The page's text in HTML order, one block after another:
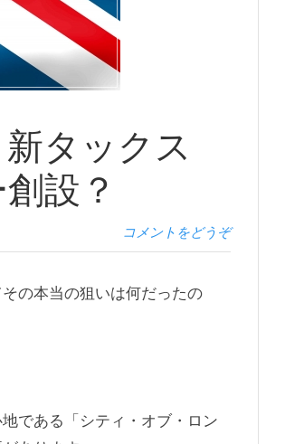
タックス
設？
コメントをどうぞ
の本当の狙いは何だったの
である「シティ・オブ・ロン